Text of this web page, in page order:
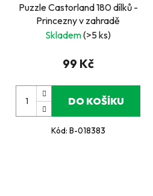
Puzzle Castorland 180 dílků -
Princezny v zahradě
Skladem(>5 ks)
99 Kč
DO KOŠÍKU
Kód: B-018383